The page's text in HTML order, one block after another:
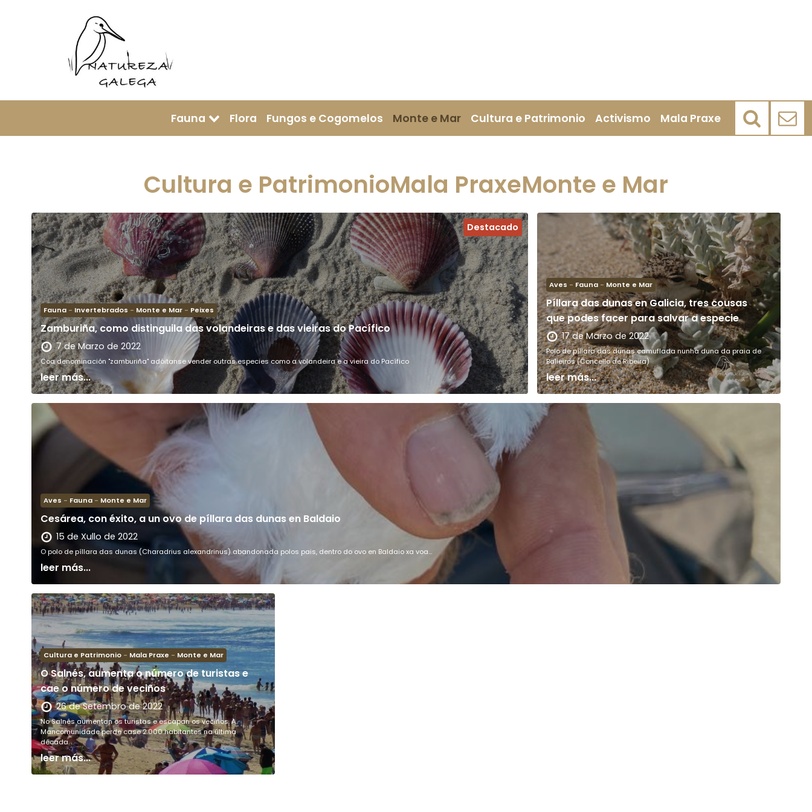
Fauna Flora Fungos e Cogomelos Monte e Mar Cultura e Patrimonio Activismo Mala Praxe
Cultura e PatrimonioMala PraxeMonte e Mar
Fauna - Invertebrados - Monte e Mar - Peixes
Zamburiña, como distinguila das volandeiras e das vieiras do Pacífico
7 de Marzo de 2022
Coa denominación "zamburiña" adóitanse vender outras especies como a volandeira e a vieira do Pacífico
leer más...
Destacado
Aves - Fauna- Monte e Mar
Píllara das dunas en Galicia, tres cousas
que podes facer para salvar a especie
17 de Marzo de 2022
Polo de píllara das dunas camuflada nunha duna da praia de
Balieiros (Concello de Ribeira)
leer más...
Aves - Fauna - Monte e Mar
Cesárea, con éxito, a un ovo de píllara das dunas en Baldaio
15 de Xullo de 2022
O polo de píllara das dunas (Charadrius alexandrinus) abandonada polos pais, dentro do ovo en Baldaio xa voa…
leer más...
Cultura e Patrimonio - Mala Praxe - Monte e Mar
O Salnés, aumenta o número de turistas e
cae o número de veciños
26 de Setembro de 2022
No Salnés aumentan os turistas e escapan os veciños. A
Mancomunidade perde case 2.000 habitantes na última
década.
leer más...